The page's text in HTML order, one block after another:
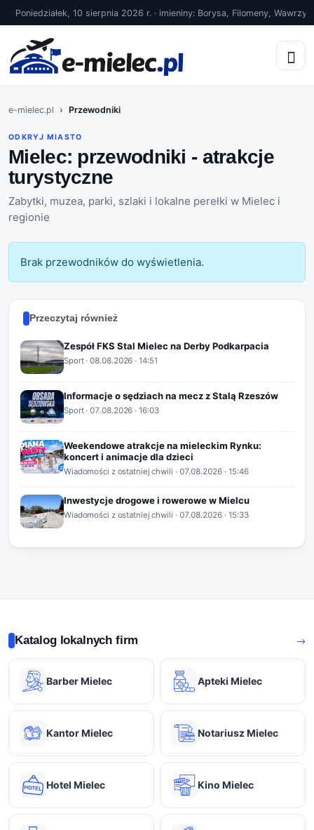
Poniedziałek, 10 sierpnia 2026 r. · imieniny: Borysa, Filomeny,
e-mielec.pl Przewodniki
ODKRYJ MIASTO
Mielec: przewodniki - atrakcje
turystyczne
Zabytki, muzea, parki, szlaki i lokalne perełki w Mielec i
regionie
Brak przewodników do wyświetlenia.
Przeczytaj również
Zespół FKS Stal Mielec na Derby Podkarpacia
Sport·08.08.2026 · 14:51
Informacje o sędziach na mecz z Stalą Rzeszów
Sport·07.08.2026 · 16:03
Weekendowe atrakcje na mieleckim Rynku:
koncert i animacje dla dzieci
Wiadomości z ostatniej chwili · 07.08.2026· 15:46
Inwestycje drogowe i rowerowe w Mielcu
Wiadomości z ostatniej chwili · 07.08.2026· 15:33
Katalog lokalnych firm
Barber Mielec Apteki Mielec
Kantor Mielec Notariusz Mielec
Hotel Mielec Kino Mielec